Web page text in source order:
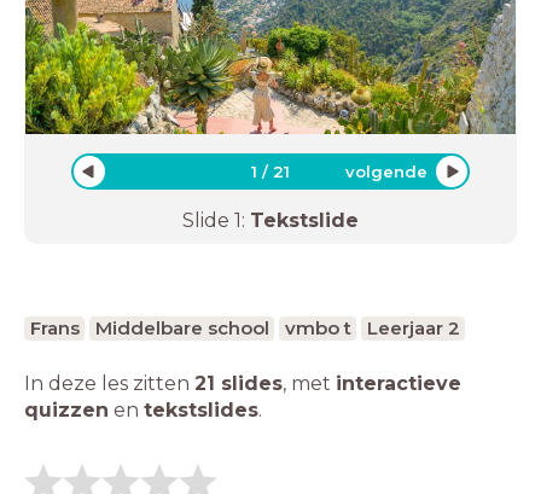
1 /21 volgende
Slide 1: Tekstslide
Frans Middelbare school vmbo t Leerjaar 2
In deze les zitten 21 slides, met interactieve
quizzen en tekstslides.